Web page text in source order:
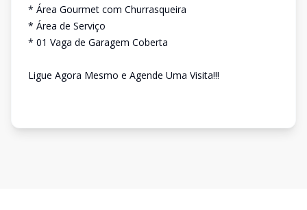
* Área Gourmet com Churrasqueira
* Área de Serviço
* 01 Vaga de Garagem Coberta
Ligue Agora Mesmo e Agende Uma Visita!!!